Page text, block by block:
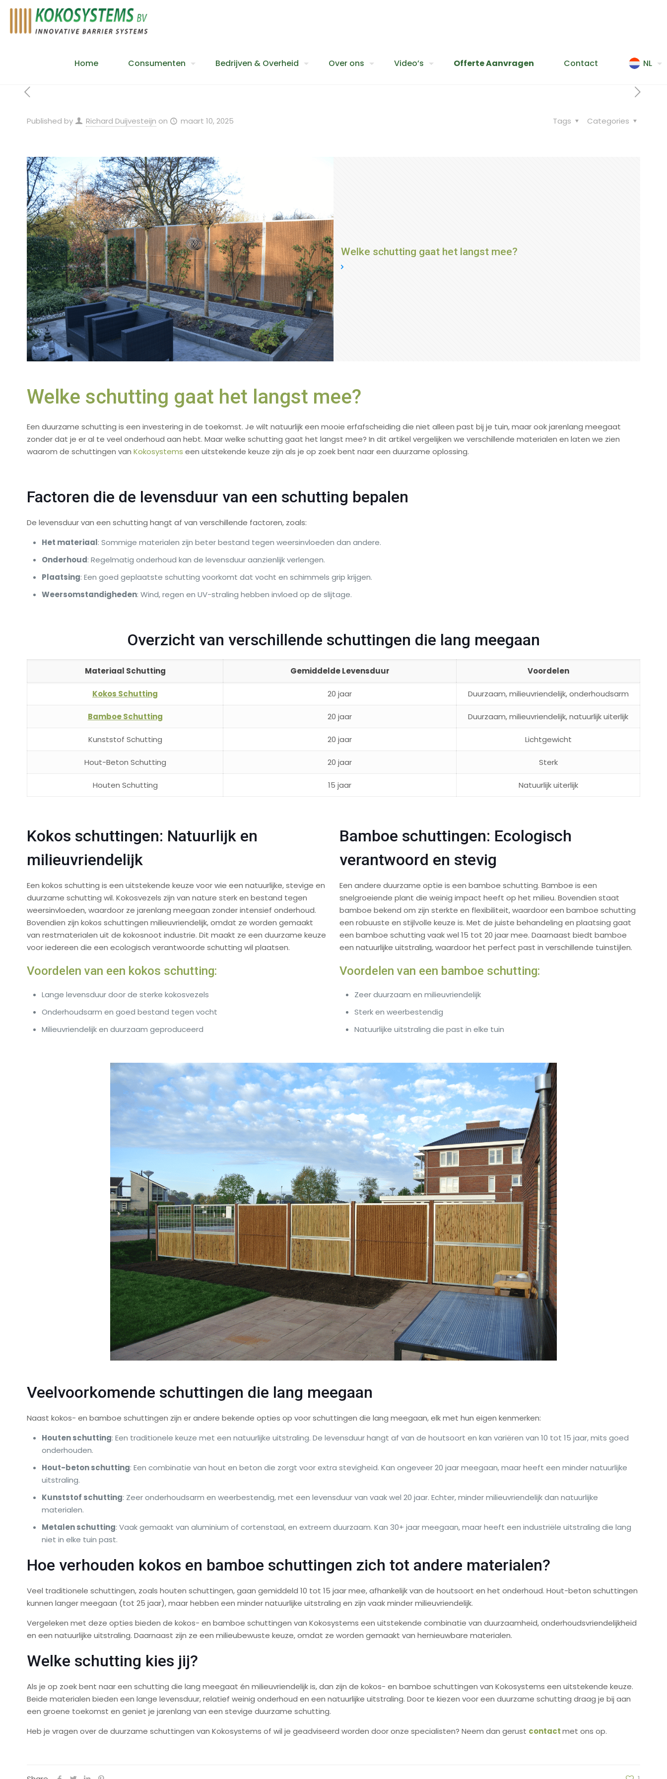
Home Consumenten Bedrijven & Overheid Over ons Video’s Offerte Aanvragen Contact NL
Published by Richard Duijvesteijn on maart 10, 2025 Categories
Tags
Welke schutting gaat het langst mee?
Welke schutting gaat het langst mee?
Een duurzame schutting is een investering in de toekomst. Je wilt natuurlijk een mooie erfafscheiding die niet alleen past bij je tuin, maar ook jarenlang meegaat
zonder dat je er al te veel onderhoud aan hebt. Maar welke schutting gaat het langst mee? In dit artikel vergelijken we verschillende materialen en laten we zien
waarom de schuttingen van Kokosystems een uitstekende keuze zijn als je op zoek bent naar een duurzame oplossing.
Factoren die de levensduur van een schutting bepalen
De levensduur van een schutting hangt af van verschillende factoren, zoals:
Het materiaal: Sommige materialen zijn beter bestand tegen weersinvloeden dan andere.
Onderhoud: Regelmatig onderhoud kan de levensduur aanzienlijk verlengen.
Plaatsing: Een goed geplaatste schutting voorkomt dat vocht en schimmels grip krijgen.
Weersomstandigheden: Wind, regen en UV-straling hebben invloed op de slijtage.
Overzicht van verschillende schuttingen die lang meegaan
Materiaal Schutting Gemiddelde Levensduur Voordelen
Kokos Schutting 20 jaar Duurzaam, milieuvriendelijk, onderhoudsarm
Bamboe Schutting 20 jaar Duurzaam, milieuvriendelijk, natuurlijk uiterlijk
Kunststof Schutting 20 jaar Lichtgewicht
Hout-Beton Schutting 20 jaar Sterk
Houten Schutting 15 jaar Natuurlijk uiterlijk
Kokos schuttingen: Natuurlijk en
milieuvriendelijk
Een kokos schutting is een uitstekende keuze voor wie een natuurlijke, stevige en
duurzame schutting wil. Kokosvezels zijn van nature sterk en bestand tegen
weersinvloeden, waardoor ze jarenlang meegaan zonder intensief onderhoud.
Bovendien zijn kokos schuttingen milieuvriendelijk, omdat ze worden gemaakt
van restmaterialen uit de kokosnoot industrie. Dit maakt ze een duurzame keuze
voor iedereen die een ecologisch verantwoorde schutting wil plaatsen.
Voordelen van een kokos schutting:
Lange levensduur door de sterke kokosvezels
Onderhoudsarm en goed bestand tegen vocht
Milieuvriendelijk en duurzaam geproduceerd
Bamboe schuttingen: Ecologisch
verantwoord en stevig
Een andere duurzame optie is een bamboe schutting. Bamboe is een
snelgroeiende plant die weinig impact heeft op het milieu. Bovendien staat
bamboe bekend om zijn sterkte en flexibiliteit, waardoor een bamboe schutting
een robuuste en stijlvolle keuze is. Met de juiste behandeling en plaatsing gaat
een bamboe schutting vaak wel 15 tot 20 jaar mee. Daarnaast biedt bamboe
een natuurlijke uitstraling, waardoor het perfect past in verschillende tuinstijlen.
Voordelen van een bamboe schutting:
Zeer duurzaam en milieuvriendelijk
Sterk en weerbestendig
Natuurlijke uitstraling die past in elke tuin
Veelvoorkomende schuttingen die lang meegaan
Naast kokos- en bamboe schuttingen zijn er andere bekende opties op voor schuttingen die lang meegaan, elk met hun eigen kenmerken:
Houten schutting: Een traditionele keuze met een natuurlijke uitstraling. De levensduur hangt af van de houtsoort en kan variëren van 10 tot 15 jaar, mits goed
onderhouden.
Hout-beton schutting: Een combinatie van hout en beton die zorgt voor extra stevigheid. Kan ongeveer 20 jaar meegaan, maar heeft een minder natuurlijke
uitstraling.
Kunststof schutting: Zeer onderhoudsarm en weerbestendig, met een levensduur van vaak wel 20 jaar. Echter, minder milieuvriendelijk dan natuurlijke
materialen.
Metalen schutting: Vaak gemaakt van aluminium of cortenstaal, en extreem duurzaam. Kan 30+ jaar meegaan, maar heeft een industriële uitstraling die lang
niet in elke tuin past.
Hoe verhouden kokos en bamboe schuttingen zich tot andere materialen?
Veel traditionele schuttingen, zoals houten schuttingen, gaan gemiddeld 10 tot 15 jaar mee, afhankelijk van de houtsoort en het onderhoud. Hout-beton schuttingen
kunnen langer meegaan (tot 25 jaar), maar hebben een minder natuurlijke uitstraling en zijn vaak minder milieuvriendelijk.
Vergeleken met deze opties bieden de kokos- en bamboe schuttingen van Kokosystems een uitstekende combinatie van duurzaamheid, onderhoudsvriendelijkheid
en een natuurlijke uitstraling. Daarnaast zijn ze een milieubewuste keuze, omdat ze worden gemaakt van hernieuwbare materialen.
Welke schutting kies jij?
Als je op zoek bent naar een schutting die lang meegaat én milieuvriendelijk is, dan zijn de kokos- en bamboe schuttingen van Kokosystems een uitstekende keuze.
Beide materialen bieden een lange levensduur, relatief weinig onderhoud en een natuurlijke uitstraling. Door te kiezen voor een duurzame schutting draag je bij aan
een groene toekomst en geniet je jarenlang van een stevige duurzame schutting.
Heb je vragen over de duurzame schuttingen van Kokosystems of wil je geadviseerd worden door onze specialisten? Neem dan gerust contactmet ons op.